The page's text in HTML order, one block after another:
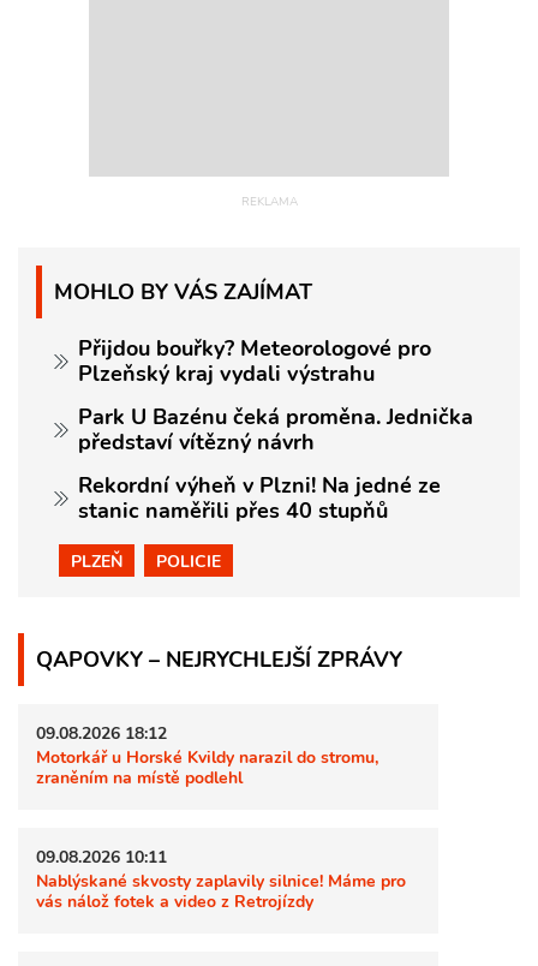
MOHLO BY VÁS ZAJÍMAT
Přijdou bouřky? Meteorologové pro
Plzeňský kraj vydali výstrahu
Park U Bazénu čeká proměna. Jednička
představí vítězný návrh
Rekordní výheň v Plzni! Na jedné ze
stanic naměřili přes 40 stupňů
PLZEŇ POLICIE
QAPOVKY – NEJRYCHLEJŠÍ ZPRÁVY
09.08.2026 18:12
Motorkář u Horské Kvildy narazil do stromu,
zraněním na místě podlehl
09.08.2026 10:11
Nablýskané skvosty zaplavily silnice! Máme pro
vás nálož fotek a video z Retrojízdy